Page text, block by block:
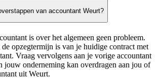
van accountant Weurt?
is over het algemeen geen probleem.
opzegtermijn is van je huidige contract met
Vraag vervolgens aan je vorige accountant
jouw onderneming kan overdragen aan jou of
uit Weurt.